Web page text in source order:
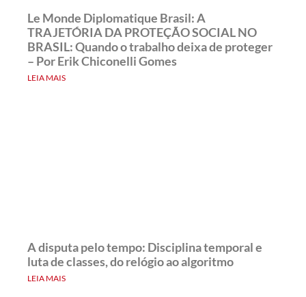
Le Monde Diplomatique Brasil: A
TRAJETÓRIA DA PROTEÇÃO SOCIAL NO
BRASIL: Quando o trabalho deixa de proteger
– Por Erik Chiconelli Gomes
LEIA MAIS
A disputa pelo tempo: Disciplina temporal e
luta de classes, do relógio ao algoritmo
LEIA MAIS